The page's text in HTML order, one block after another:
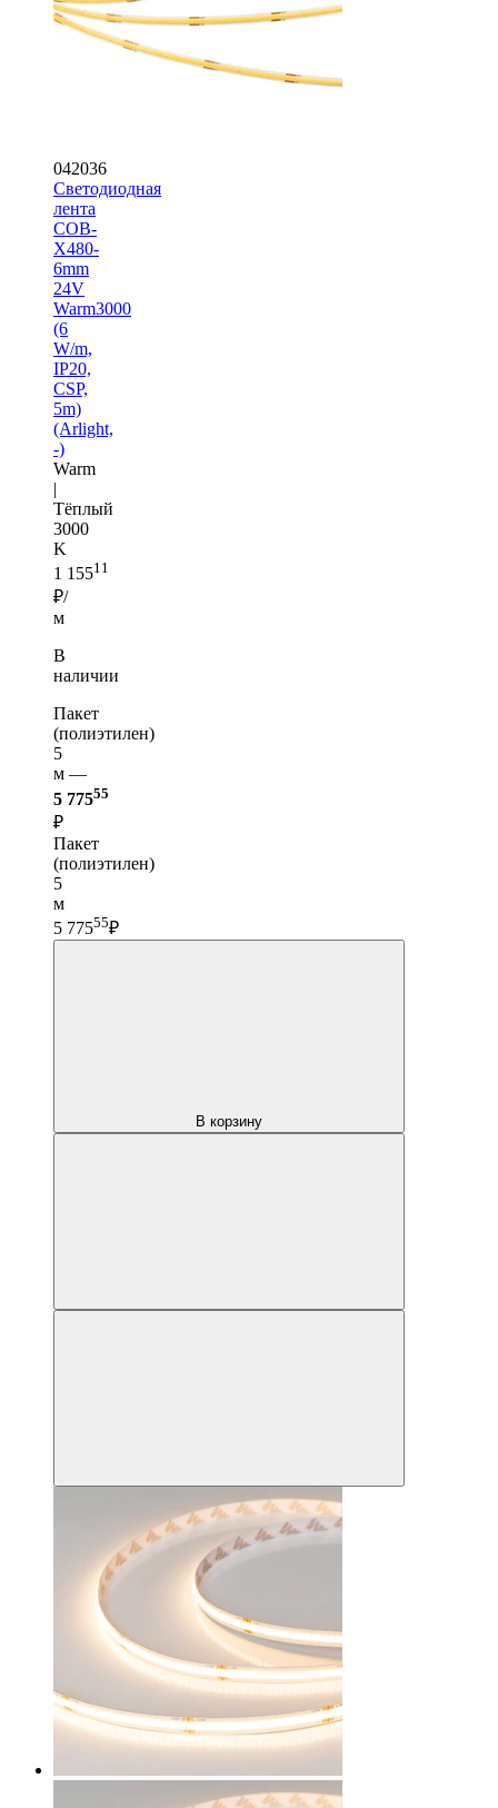
042036
Светодиодная
лента
COB-
X480-
6mm
24V
Warm3000
(6
W/m,
IP20,
CSP,
5m)
(Arlight,
-)
Warm
|
Тёплый
3000
K
1 15511
₽/
м
В
наличии
Пакет
(полиэтилен)
5
м —
5 77555
₽
Пакет
(полиэтилен)
5
м
5 77555₽
В корзину